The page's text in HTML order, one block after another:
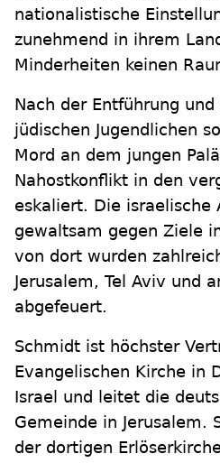
nationalistische
zunehmend in ihrem
Minderheiten keinen
Nach der Entführung
jüdischen Jugendlichen
Mord an dem jungen
Nahostkonflikt in den
eskaliert. Die israelische
gewaltsam gegen Ziele
von dort wurden
Jerusalem, Tel Aviv und
abgefeuert.
Schmidt ist höchster
Evangelischen Kirche in
Israel und leitet die
Gemeinde in Jerusalem.
der dortigen